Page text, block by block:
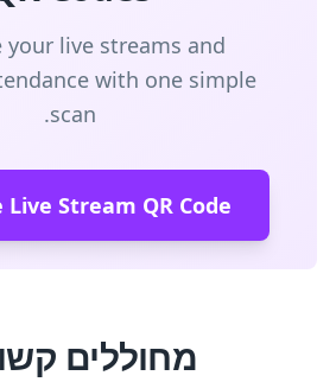
your live streams and
with one simple
scan.
מחוללים